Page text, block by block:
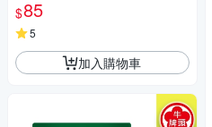
$85
5
加入購物車